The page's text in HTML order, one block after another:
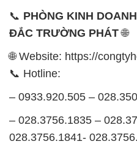
📞 PHÒNG KINH
ĐẮC TRƯỜNG PHÁT🌐
🌐 Website: https://
📞 Hotline:
– 0933.920.505 –
– 028.3756.1835 –
028.3756.1841-